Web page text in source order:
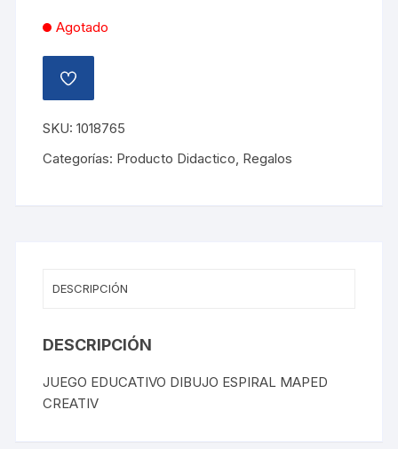
Agotado
AÑADIR
A
LISTA
DE
DESEOS
SKU:1018765
Categorías: Producto Didactico Regalos
DESCRIPCIÓN
DESCRIPCIÓN
JUEGO EDUCATIVO DIBUJO ESPIRAL MAPED
CREATIV